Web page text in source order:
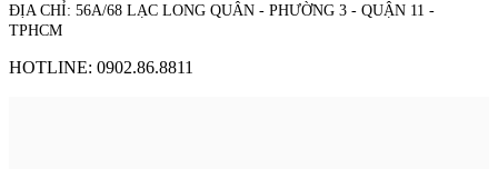
ĐỊA CHỈ: 56A/68 LẠC LONG QUÂN - PHƯỜNG 3 - QUẬN 11 -
TPHCM
HOTLINE: 0902.86.8811